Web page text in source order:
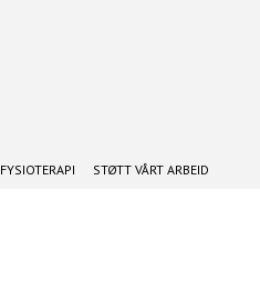
FYSIOTERAPI STØTT VÅRT ARBEID